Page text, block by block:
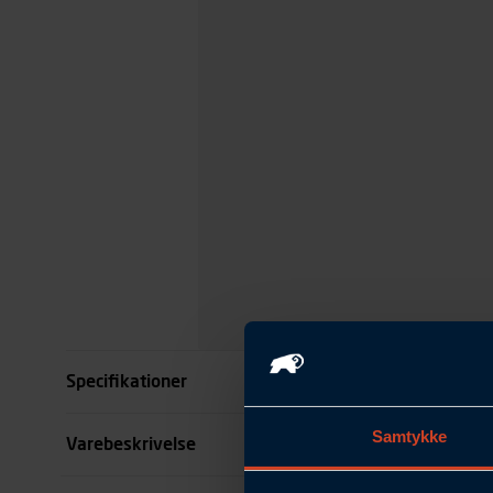
Samtykke
Specifikationer
Størrelse
Varebeskrivelse